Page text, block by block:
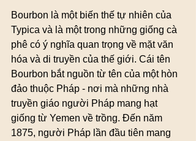
Bourbon là một biến thế tự nhiên của
Typica và là một trong những giống cà
phê có ý nghĩa quan trọng về mặt văn
hóa và di truyền của thế giới. Cái tên
Bourbon bắt nguồn từ tên của một hòn
đảo thuộc Pháp - nơi mà những nhà
truyền giáo người Pháp mang hạt
giống từ Yemen về trồng. Đến năm
1875, người Pháp lần đầu tiên mang